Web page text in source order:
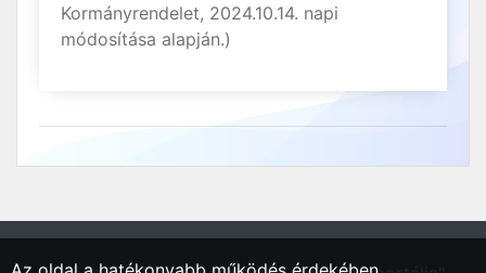
Kormányrendelet, 2024.10.14. napi
módosítása alapján.)